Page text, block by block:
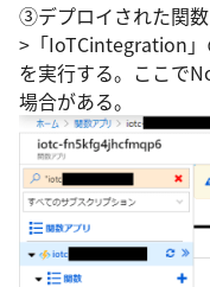
③デプロイされた関数
>「IoTCintegration
を実行する。ここで
場合がある。